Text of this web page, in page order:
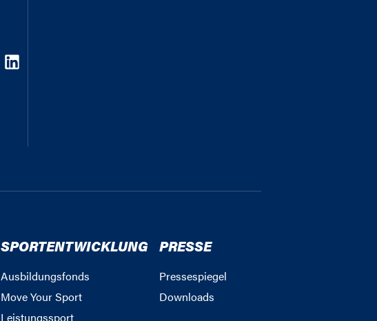
SPORTENTWICKLUNG
Ausbildungsfonds
Move Your Sport
Leistungssport
PRESSE
Pressespiegel
Downloads